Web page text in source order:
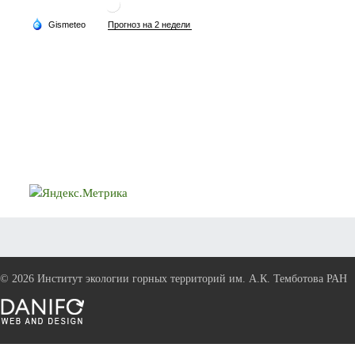
© 2026 Институт экологии горных территорий им. А.К. Темботова РАН